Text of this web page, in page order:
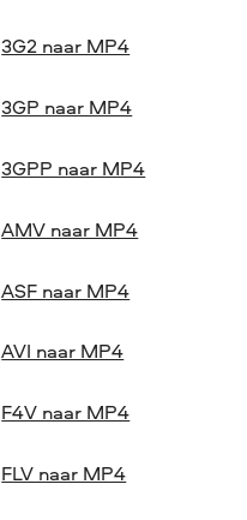
3G2 naar MP4
3GP naar MP4
3GPP naar MP4
AMV naar MP4
ASF naar MP4
AVI naar MP4
F4V naar MP4
FLV naar MP4